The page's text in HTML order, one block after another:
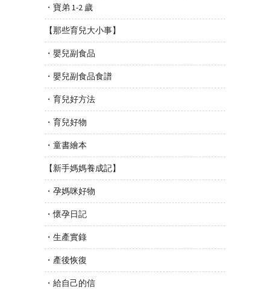
・寶弟 1-2 歲
【那些育兒大小事】
・嬰兒副食品
・嬰兒副食品食譜
・育兒好方法
・育兒好物
・童書繪本
【新手媽媽養成記】
・孕媽咪好物
・懷孕日記
・生產實錄
・產後恢復
・給自己的信